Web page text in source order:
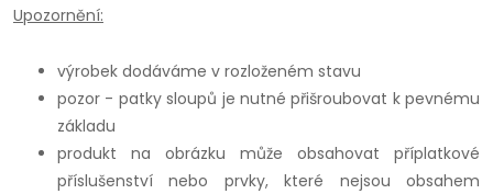
Upozornění:
výrobek dodáváme v rozloženém stavu
pozor - patky sloupů je nutné přišroubovat k pevnému
základu
produkt na obrázku může obsahovat příplatkové
příslušenství nebo prvky, které nejsou obsahem